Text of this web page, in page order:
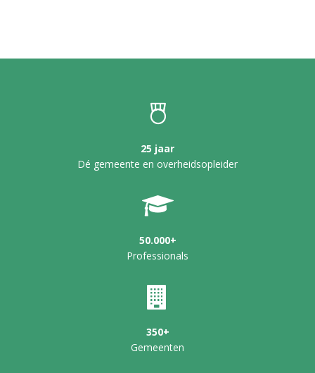
25 jaar
Dé gemeente en overheidsopleider
50.000+
Professionals
350+
Gemeenten